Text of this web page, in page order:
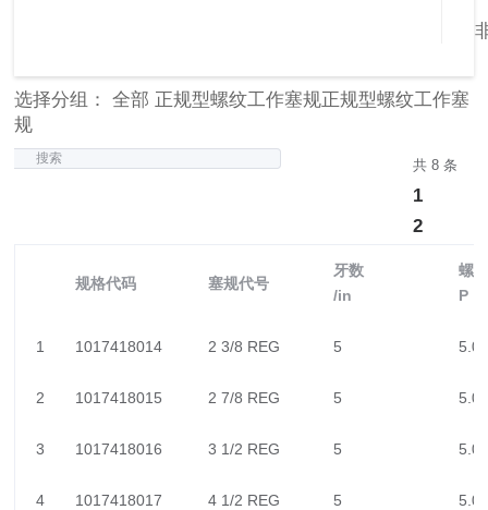
选择分组： 全部 正规型螺纹工作塞规正规型螺纹工作塞
规
搜索 共 8 条
1
2
规格代码 塞规代号
牙数
/in
螺
P
1 1017418014 2 3/8 REG 5
2 1017418015 2 7/8 REG 5
3 1017418016 3 1/2 REG 5
4 1017418017 4 1/2 REG 5